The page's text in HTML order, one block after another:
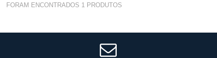
FORAM ENCONTRADOS 1 PRODUTOS